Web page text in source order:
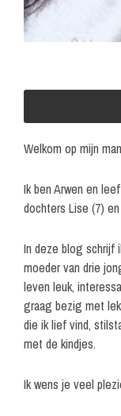
Welkom op mijn
Ik ben Arwen en
dochters Lise (7)
In deze blog schrijf
moeder van drie
leven leuk,
graag bezig met
die ik lief vind,
met de kindjes.
Ik wens je veel